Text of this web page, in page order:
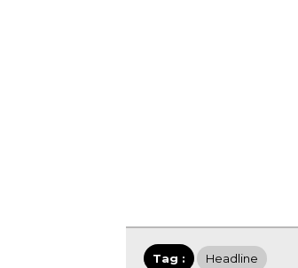
Tag : Headline